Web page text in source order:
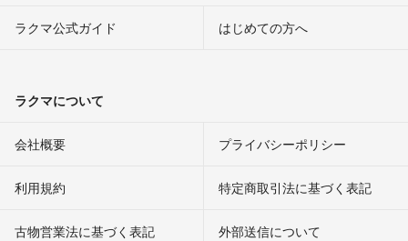
ラクマ公式ガイド はじめての方へ
ラクマについて
会社概要 プライバシーポリシー
利用規約 特定商取引法に基づく表記
古物営業法に基づく表記 外部送信について